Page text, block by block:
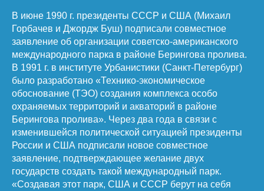
В июне 1990 г. президенты СССР и США (Михаил
Горбачев и Джордж Буш) подписали совместное
заявление об организации советско-американского
международного парка в районе Берингова пролива.
В 1991 г. в институте Урбанистики (Санкт-Петербург)
было разработано «Технико-экономическое
обоснование (ТЭО) создания комплекса особо
охраняемых территорий и акваторий в районе
Берингова пролива». Через два года в связи с
изменившейся политической ситуацией президенты
России и США подписали новое совместное
заявление, подтверждающее желание двух
государств создать такой международный парк.
«Создавая этот парк, США и СССР берут на себя